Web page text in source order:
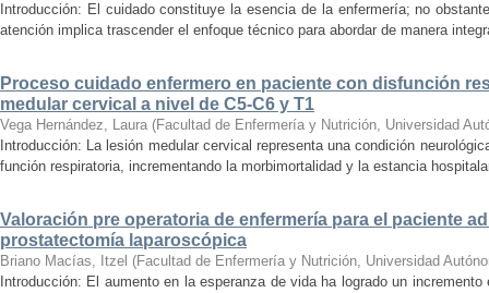
Introducción: El cuidado constituye la esencia de la enfermería; no
atención implica trascender el enfoque técnico para abordar de manera
Proceso cuidado enfermero en paciente con disfunción
medular cervical a nivel de C5-C6 y T1
Vega Hernández, Laura (Facultad de Enfermería y Nutrición, Universidad
Introducción: La lesión medular cervical representa una condición
función respiratoria, incrementando la morbimortalidad y la estancia
Valoración pre operatoria de enfermería para el paciente
prostatectomía laparoscópica
Briano Macías, Itzel (Facultad de Enfermería y Nutrición, Universidad
Introducción: El aumento en la esperanza de vida ha logrado un